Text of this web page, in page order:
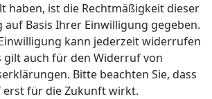
haben, ist die Rechtmäßigkeit dieser
Basis Ihrer Einwilligung gegeben.
kann jederzeit widerrufen
gilt auch für den Widerruf von
Bitte beachten Sie, dass
für die Zukunft wirkt.